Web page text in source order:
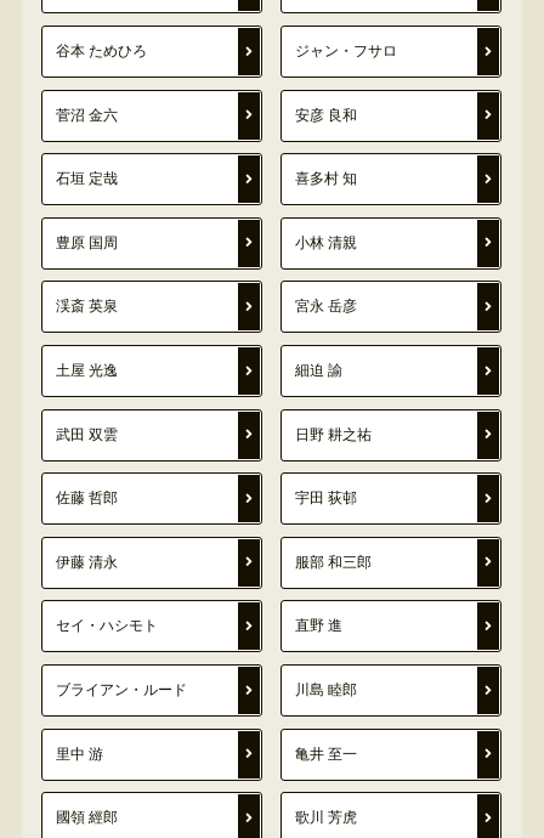
谷本 ためひろ ジャン・フサロ
菅沼 金六 安彦 良和
石垣 定哉 喜多村 知
豊原 国周 小林 清親
渓斎 英泉 宮永 岳彦
土屋 光逸 細迫 諭
武田 双雲 日野 耕之祐
佐藤 哲郎 宇田 荻邨
伊藤 清永 服部 和三郎
セイ・ハシモト 直野 進
ブライアン・ルード 川島 睦郎
里中 游 亀井 至一
國領 經郎 歌川 芳虎